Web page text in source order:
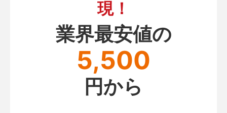
現！
業界最安値の
5,500
円から